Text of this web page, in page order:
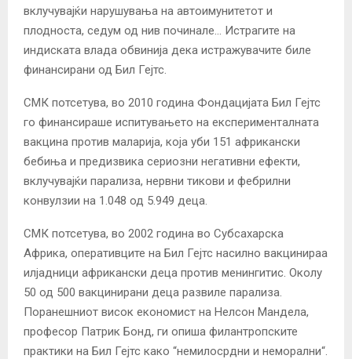
вклучувајќи нарушувања на автоимунитетот и
плодноста, седум од нив починале… Истрагите на
индиската влада обвинија дека истражувачите биле
финансирани од Бил Гејтс.
СМК потсетува, во 2010 година Фондацијата Бил Гејтс
го финансираше испитувањето на експерименталната
вакцина против маларија, која уби 151 африкански
бебиња и предизвика сериозни негативни ефекти,
вклучувајќи парализа, нервни тикови и фебрилни
конвулзии на 1.048 од 5.949 деца.
СМК потсетува, во 2002 година во Субсахарска
Африка, оперативците на Бил Гејтс насилно вакцинираа
илјадници африкански деца против менингитис. Околу
50 од 500 вакцинирани деца развиле парализа.
Поранешниот висок економист на Нелсон Мандела,
професор Патрик Бонд, ги опиша филантропските
практики на Бил Гејтс како “немилосрдни и неморални“.